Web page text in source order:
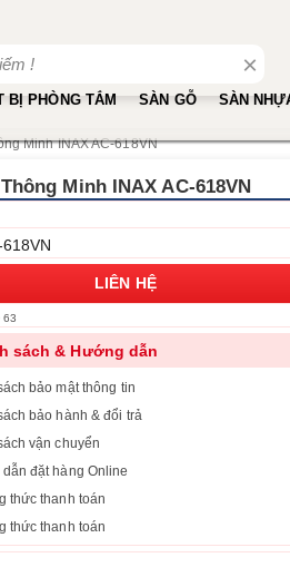
×
BỊ PHÒNG TẮM SÀN GỖ SÀN
Minh INAX AC-618VN
Minh INAX AC-618VN
LIÊN HỆ
63
sách & Hướng dẫn
bảo mật thông tin
bảo hành & đổi trả
vận chuyển
đặt hàng Online
thức thanh toán
thức thanh toán